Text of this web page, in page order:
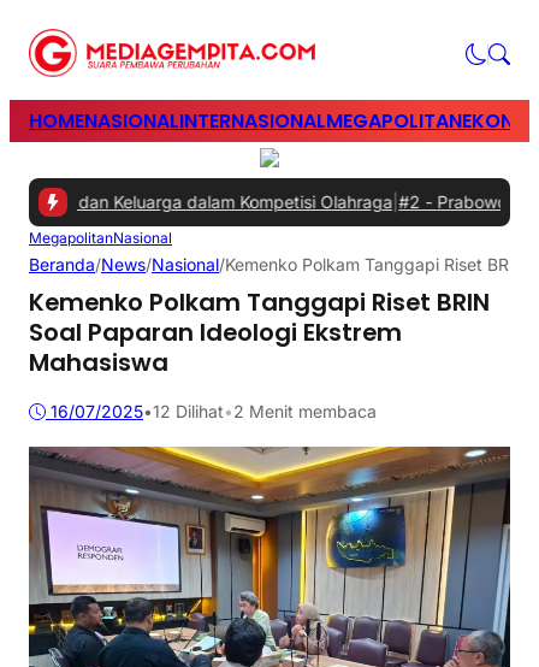
HOMENASIONALINTERNASIONALMEGAPOLITAN
dan Keluarga dalam Kompetisi Olahraga|#2 - Prabowo Minta
MegapolitanNasional
Beranda/News/Nasional/Kemenko Polkam Tanggapi Riset
Kemenko Polkam Tanggapi Riset BRIN
Soal Paparan Ideologi Ekstrem
Mahasiswa
16/07/2025•12 Dilihat•2 Menit membaca